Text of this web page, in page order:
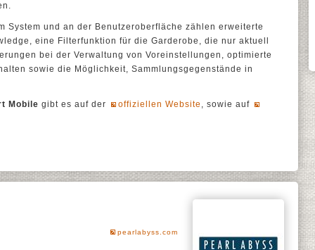
System und an der Benutzeroberfläche zählen erweiterte
eine Filterfunktion für die Garderobe, die nur aktuell
bei der Verwaltung von Voreinstellungen, optimierte
sowie die Möglichkeit, Sammlungsgegenstände in
Mobile gibt es auf der offiziellen Website , sowie auf
pearlabyss.com